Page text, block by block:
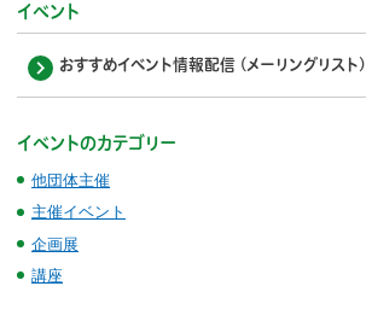
イベント
おすすめイベント情報配信 (メーリングリスト)
イベントのカテゴリー
他団体主催
主催イベント
企画展
講座